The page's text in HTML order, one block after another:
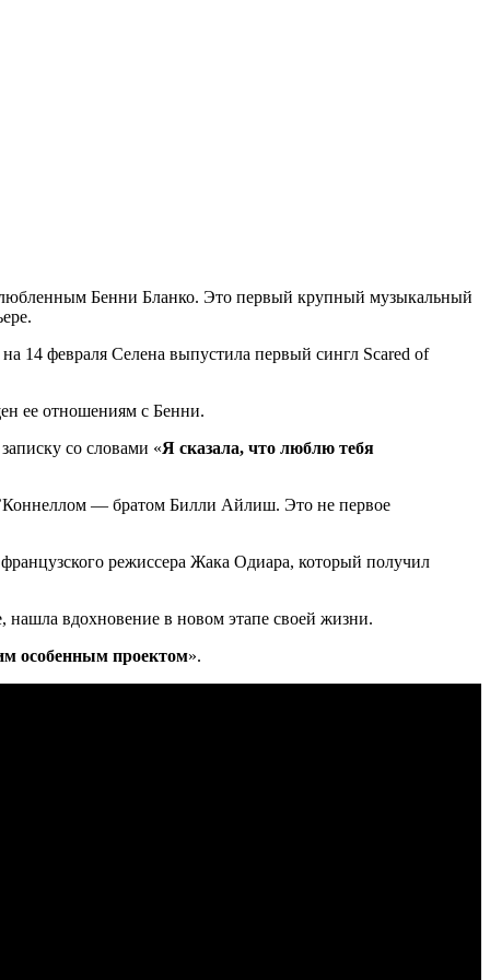
Бенни Бланко. Это первый крупный музыкальный
14 февраля Селена выпустила первый сингл Scared of
ее отношениям с Бенни.
со словами «Я сказала, что люблю тебя
— братом Билли Айлиш. Это не первое
режиссера Жака Одиара, который получил
нашла вдохновение в новом этапе своей жизни.
особенным проектом».